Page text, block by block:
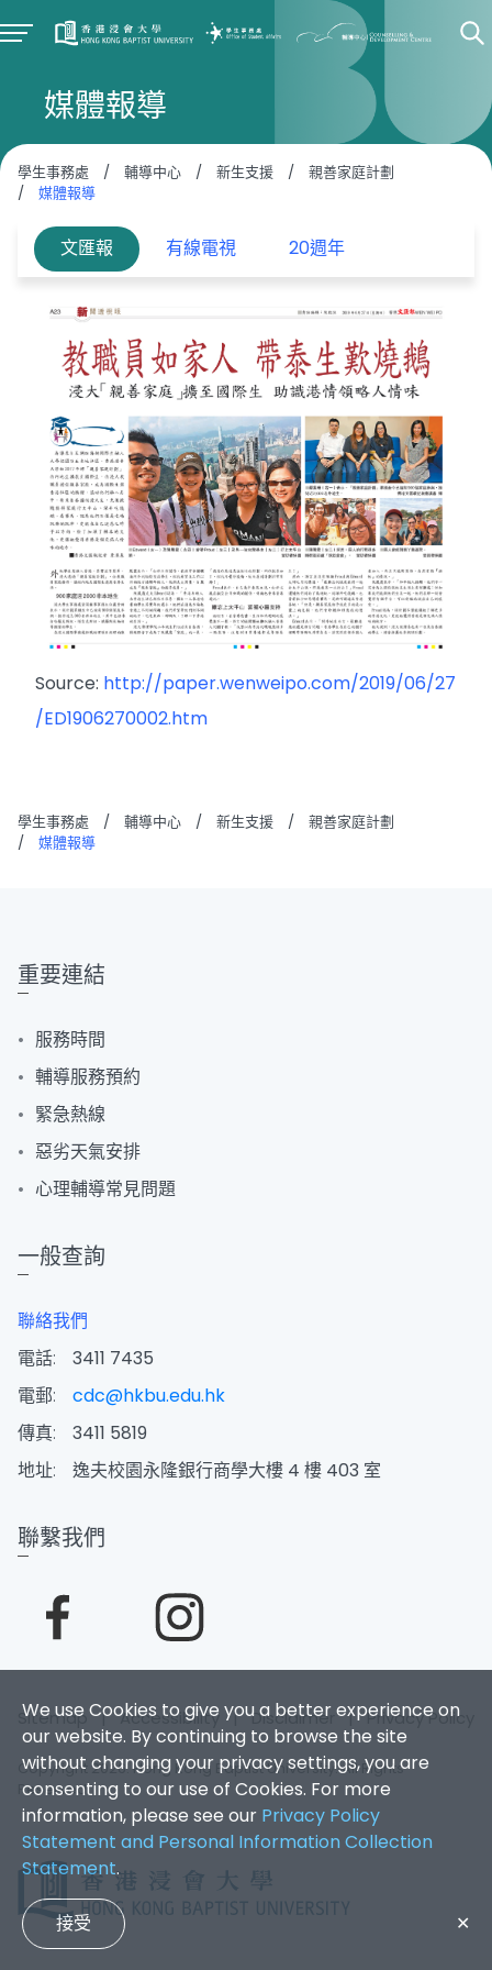
媒體報導
學生事務處 / 輔導中心 / 新生支援 /
親善家庭計劃
/
媒體報導
文匯報 有線電視 20週年
Source: http://paper.wenweipo.com/2019/06/27
/ED1906270002.htm
學生事務處 / 輔導中心 / 新生支援 /
親善家庭計劃
/
媒體報導
We use Cookies to give you a better experience on
our website. By continuing to browse the site
without changing your privacy settings, you are
consenting to our use of Cookies. For more
information, please see our Privacy Policy
Statement and Personal Information Collection
Statement.
接受 ✕
重要連結
服務時間
輔導服務預約
緊急熱線
惡劣天氣安排
心理輔導常見問題
一般查詢
聯絡我們
電話:
3411 7435
電郵:
cdc@hkbu.edu.hk
傳真:
3411 5819
地址:
逸夫校園永隆銀行商學大樓 4 樓 403 室
聯繫我們
Sitemap |Accessibility |Disclaimer |Privacy Policy
Copyright 2026. Hong Kong Baptist University. All Rights
Reserved.